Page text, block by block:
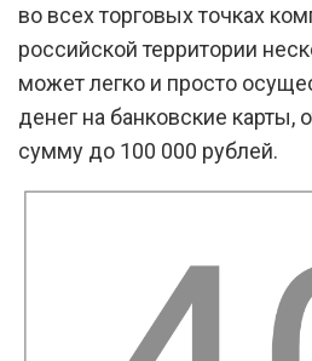
во всех торговых точках
российской территории
может легко и просто
денег на банковские карты,
сумму до 100 000 рублей.